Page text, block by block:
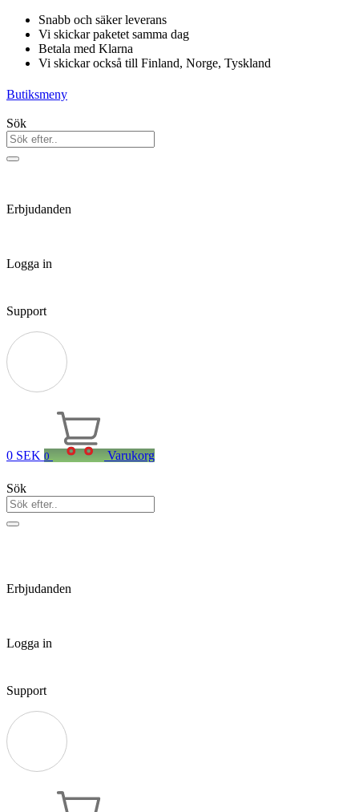
Hoppa
innehåll
Snabb och säker leverans
Vi skickar paketet samma dag
Betala med Klarna
Vi skickar också till Finland, Norge, Tyskland
Butiksmeny
Sök
Erbjudanden
Logga in
Support
0 SEK 0 Varukorg
Sök
Erbjudanden
Logga in
Support